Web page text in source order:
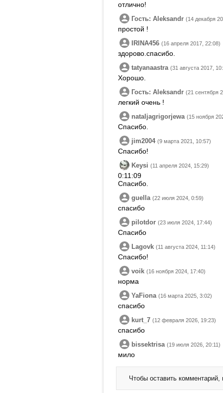
отлично!
Гость: Aleksandr (14 декабря
простой !
IRINA456 (16 апреля 2017, 22:08)
здорово.спасибо.
tatyanaastra (31 августа 2017,
Хорошо.
Гость: Aleksandr (21 сентября
легкий очень !
nataljagrigorjewa (15 ноября
Спасибо.
jim2004 (9 марта 2021, 10:57)
Спасибо!
Keysi (11 апреля 2024, 15:29)
0:11:09
Спасибо.
guella (22 июля 2024, 0:59)
спасибо
pilotdor (23 июля 2024, 17:44)
Спасибо
Lagovk (11 августа 2024, 11:14)
Спасибо!
voik (16 ноября 2024, 17:40)
норма
YaFiona (16 марта 2025, 3:02)
спасибо
kurt_7 (12 февраля 2026, 19:23)
спасибо
bissektrisa (19 июля 2026, 20:11)
мило
Чтобы оставить